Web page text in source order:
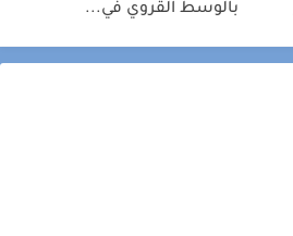
بالوسط القروي في...